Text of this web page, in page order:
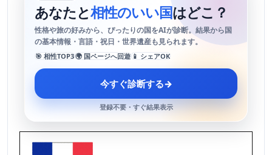
あなたと相性のいい国はどこ？
性格や旅の好みから、ぴったりの国をAIが診断。結果から国
の基本情報・言語・祝日・世界遺産も見られます。
🎯 相性TOP3🌍 国ページへ回遊 📱 シェアOK
今すぐ診断する→
登録不要・すぐ結果表示